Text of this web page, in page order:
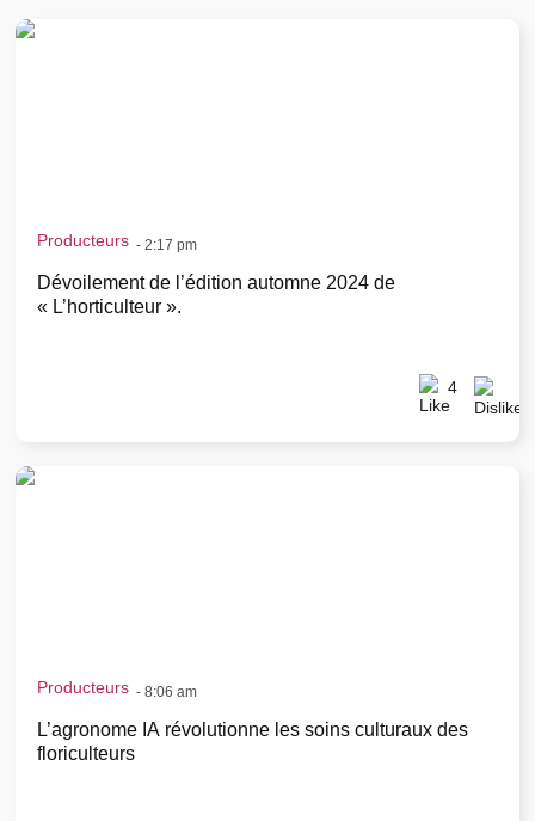
Producteurs - 2:17 pm
Dévoilement de l’édition automne 2024 de
« L’horticulteur ».
4
Producteurs - 8:06 am
L’agronome IA révolutionne les soins culturaux des
floriculteurs